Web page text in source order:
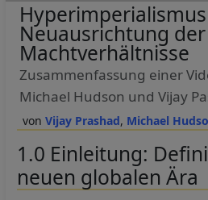
Vijay Prashad Michael
Neuausrichtung
Machtverhältnisse
Zusammenfassung einer
Michael Hudson und Vijay
1.0 Einleitung:
neuen globalen Ära